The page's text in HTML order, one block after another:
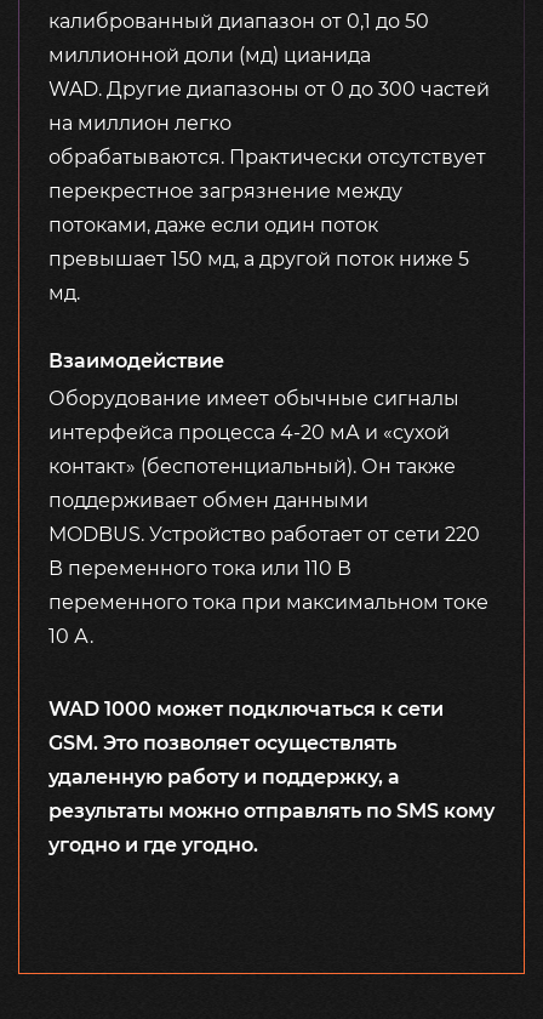
калиброванный диапазон от 0,1 до 50
миллионной доли (мд) цианида
WAD. Другие диапазоны от 0 до 300 частей
на миллион легко
обрабатываются. Практически отсутствует
перекрестное загрязнение между
потоками, даже если один поток
превышает 150 мд, а другой поток ниже 5
мд.
Взаимодействие
Оборудование имеет обычные сигналы
интерфейса процесса 4-20 мА и «сухой
контакт» (беспотенциальный). Он также
поддерживает обмен данными
MODBUS. Устройство работает от сети 220
В переменного тока или 110 В
переменного тока при максимальном токе
10 А.
WAD 1000 может подключаться к сети
GSM. Это позволяет осуществлять
удаленную работу и поддержку, а
результаты можно отправлять по SMS кому
угодно и где угодно.